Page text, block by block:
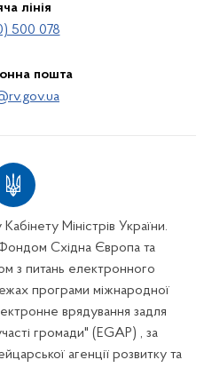
лінія
500 078
пошта
Міністрів України.
Східна Європа та
з питань електронного
програми міжнародної
врядування задля
громади" (EGAP) , за
агенції розвитку та